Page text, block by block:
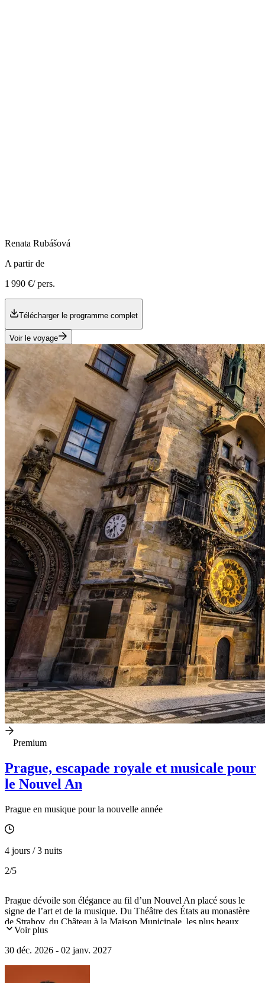
Renata Rubášová
A partir de
1 990 €/ pers.
Télécharger le programme complet
Voir le voyage
Premium
Prague, escapade royale et musicale pour
le Nouvel An
Prague en musique pour la nouvelle année
4 jours / 3 nuits
2/5
Prague dévoile son élégance au fil d’un Nouvel An placé sous le
signe de l’art et de la musique. Du Théâtre des États au monastère
de Strahov, du Château à la Maison Municipale, les plus beaux
trésors s’offrent à vous en visites privées. Hébergement au Palace
Nouvel An en première catégorie couronnent ce séjour d’exception.
Voir plus
30 déc. 2026 - 02 janv. 2027